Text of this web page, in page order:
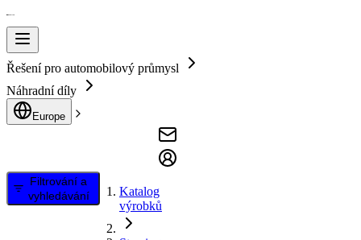
Řešení pro automobilový průmysl
Náhradní díly
Europe
Filtrování a
vyhledávání
Katalog
výrobků